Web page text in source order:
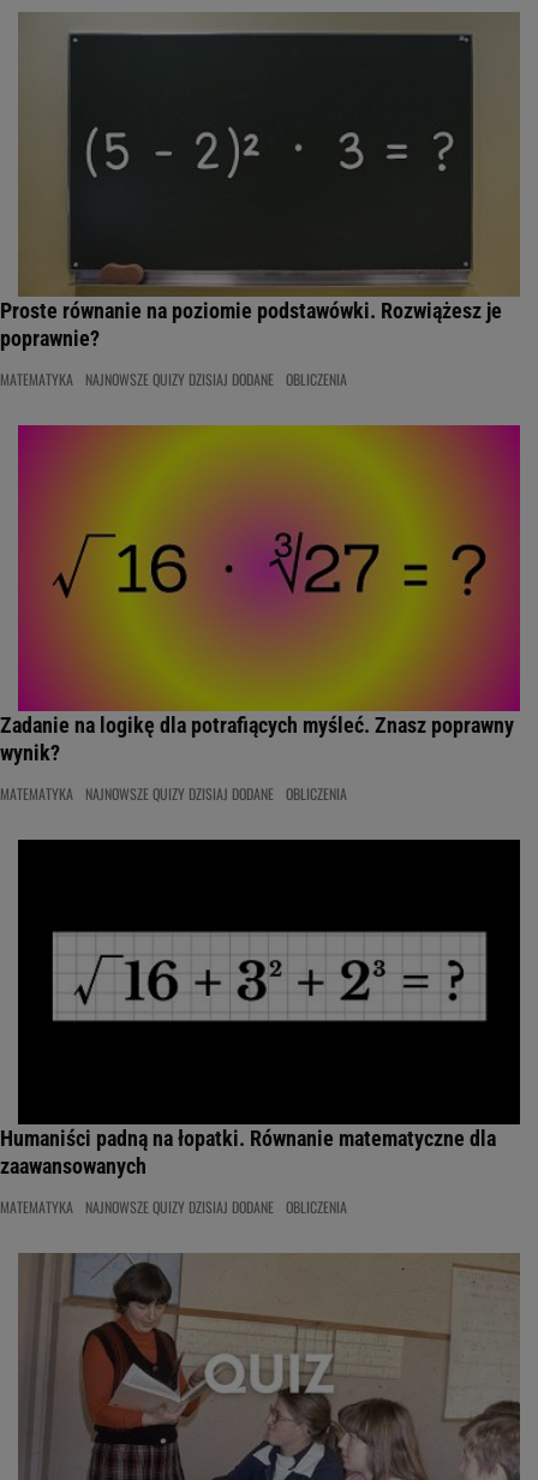
Proste równanie na poziomie podstawówki. Rozwiążesz je
poprawnie?
MATEMATYKA NAJNOWSZE QUIZY DZISIAJ DODANE OBLICZENIA
Zadanie na logikę dla potrafiących myśleć. Znasz poprawny
wynik?
MATEMATYKA NAJNOWSZE QUIZY DZISIAJ DODANE OBLICZENIA
Humaniści padną na łopatki. Równanie matematyczne dla
zaawansowanych
MATEMATYKA NAJNOWSZE QUIZY DZISIAJ DODANE OBLICZENIA